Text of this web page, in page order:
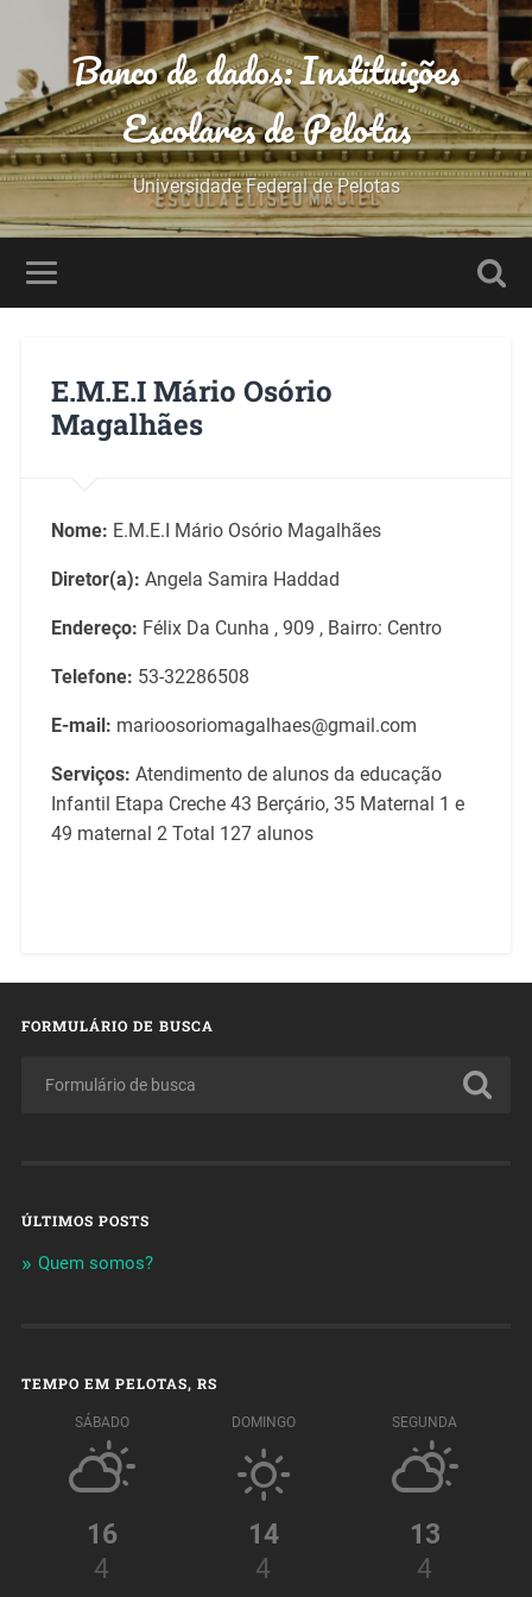
Banco de dados: Instituições
Escolares de Pelotas
Universidade Federal de Pelotas
E.M.E.I Mário Osório
Magalhães
Nome: E.M.E.I Mário Osório Magalhães
Diretor(a): Angela Samira Haddad
Endereço: Félix Da Cunha , 909 , Bairro: Centro
Telefone: 53-32286508
E-mail: marioosoriomagalhaes@gmail.com
Serviços: Atendimento de alunos da educação
Infantil Etapa Creche 43 Berçário, 35 Maternal 1 e
49 maternal 2 Total 127 alunos
FORMULÁRIO DE BUSCA
ÚLTIMOS POSTS
Quem somos?
TEMPO EM PELOTAS, RS
SÁBADO
16
4
DOMINGO
14
4
SEGUNDA
13
4